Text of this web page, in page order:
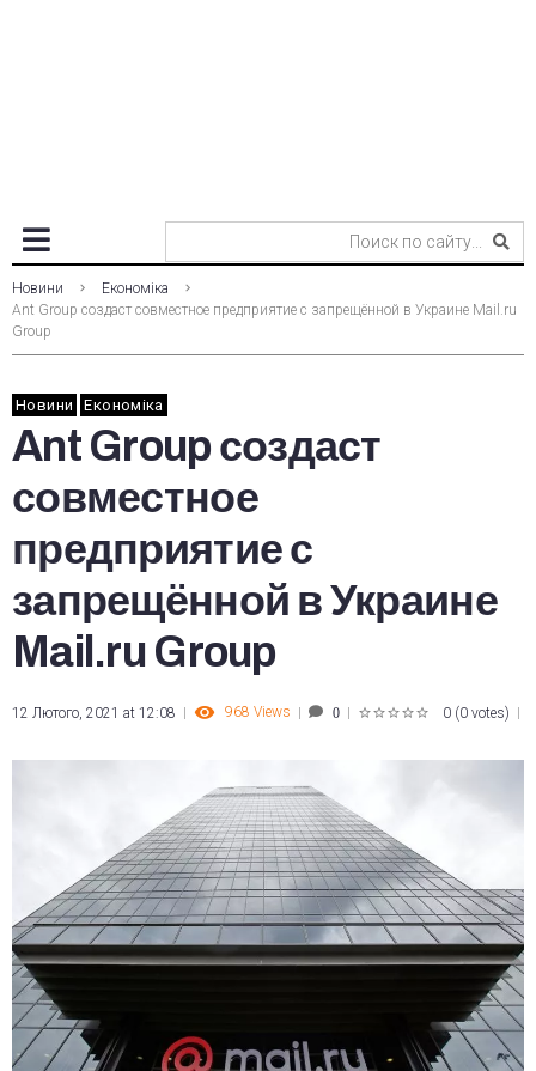
Новини
Економіка
Ant Group создаст совместное предприятие с запрещённой в Украине Mail.ru
Group
Новини Економіка
Ant Group создаст
совместное
предприятие с
запрещённой в Украине
Mail.ru Group
12 Лютого, 2021 at 12:08 968 Views 0 0 (0 votes)